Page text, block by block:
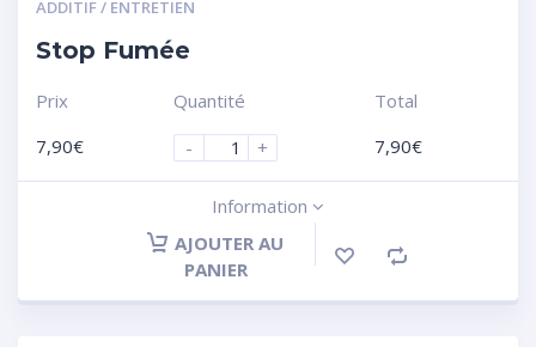
ADDITIF / ENTRETIEN
Stop Fumée
Prix
7,90€
Quantité
-
+
Total
7,90€
Information
AJOUTER AU
PANIER